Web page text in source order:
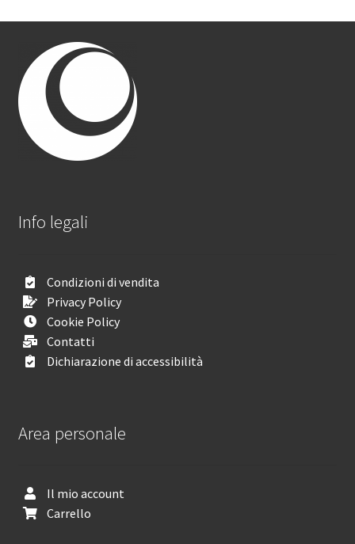
Info legali
Condizioni di vendita
Privacy Policy
Cookie Policy
Contatti
Dichiarazione di accessibilità
Area personale
Il mio account
Carrello